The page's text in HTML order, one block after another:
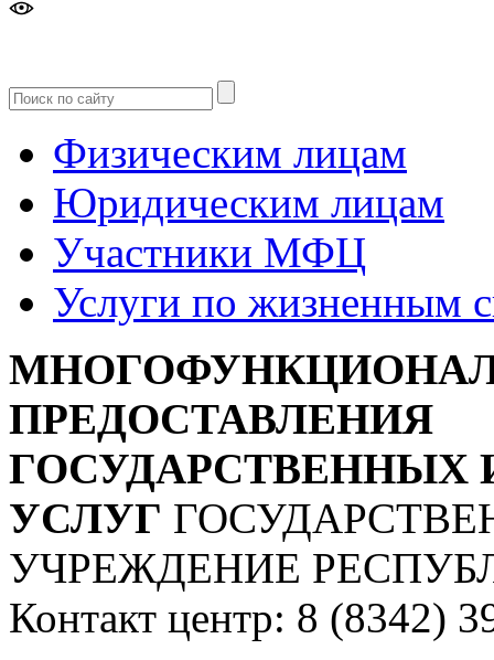
Физическим лицам
Юридическим лицам
Участники МФЦ
Услуги по жизненным
ПРЕДОСТАВЛЕНИЯ
УСЛУГ
УЧРЕЖДЕНИЕ
Контакт центр: 8 (8342)